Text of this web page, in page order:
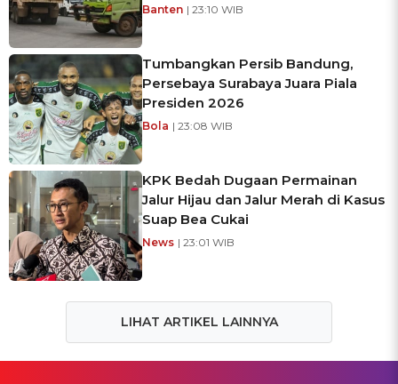
Banten | 23:10 WIB
Tumbangkan Persib Bandung,
Persebaya Surabaya Juara Piala
Presiden 2026
Bola | 23:08 WIB
KPK Bedah Dugaan Permainan
Jalur Hijau dan Jalur Merah di Kasus
Suap Bea Cukai
News | 23:01 WIB
LIHAT ARTIKEL LAINNYA